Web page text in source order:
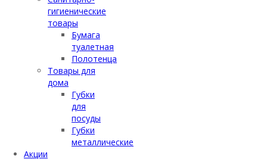
гигиенические
товары
Бумага
туалетная
Полотенца
Товары для
дома
Губки
для
посуды
Губки
металлические
Акции